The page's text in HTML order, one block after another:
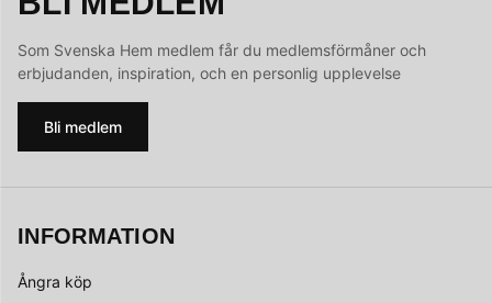
Som Svenska Hem medlem får du medlemsförmåner och
erbjudanden, inspiration, och en personlig upplevelse
Bli medlem
INFORMATION
Ångra köp